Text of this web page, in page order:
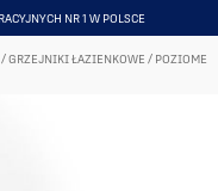
NR 1 W POLSCE
GRZEJNIKI ŁAZIENKOWE / POZIOME